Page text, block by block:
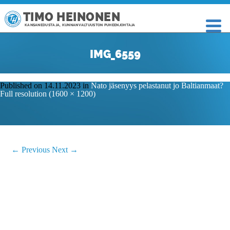
TIMO HEINONEN
KANSANEDUSTAJA, KUNNANVALTUUSTON PUHEENJOHTAJA
IMG_6559
Published on 14.11.2023 in Nato jäsenyys pelastanut jo Baltianmaat?
Full resolution (1600 × 1200)
← Previous Next →